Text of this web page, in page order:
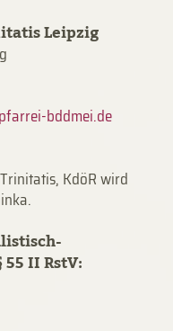
Leipzig
KdöR wird
II RstV: